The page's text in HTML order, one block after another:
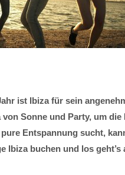
ist Ibiza für sein
Sonne und Party, um
Entspannung sucht,
Ibiza buchen und los geht’s